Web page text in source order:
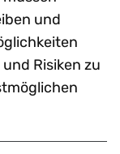
und
Risiken zu